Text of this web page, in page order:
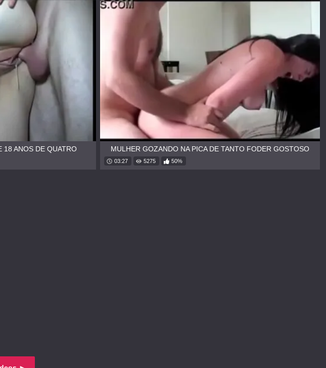
18 ANOS DE QUATRO MULHER GOZANDO NA PICA DE TANTO FODER GOSTOSO
03:27 5275 50%